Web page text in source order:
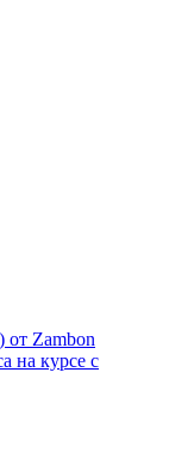
от Zambon
на курсе с